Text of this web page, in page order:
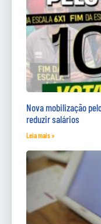
Nova mobilização
reduzir salários
Leia mais »